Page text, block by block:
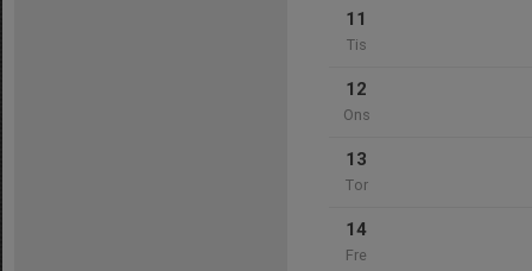
11
Tis
12
Ons
13
Tor
14
Fre